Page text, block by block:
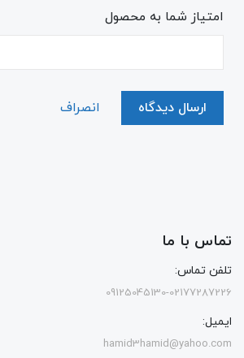
امتیاز شما به محصول
ارسال دیدگاه انصراف
تماس با ما
تلفن تماس:
09125045130-02177287226
ایمیل:
hamid3hamid@yahoo.com